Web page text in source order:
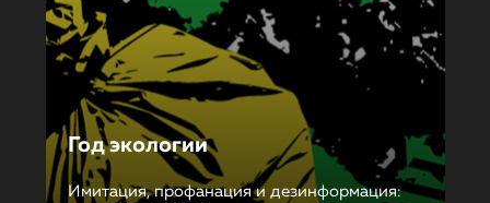
Год экологии
Имитация, профанация и дезинформация: